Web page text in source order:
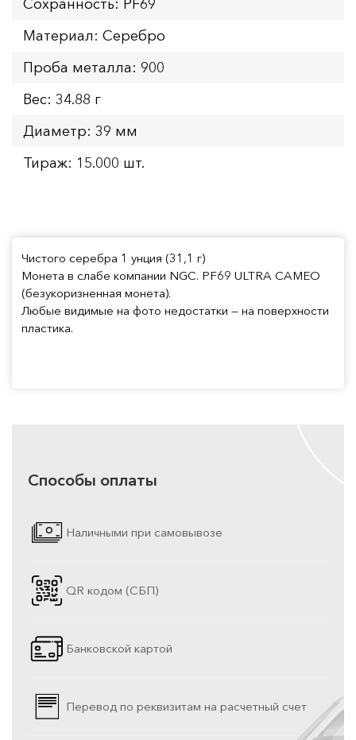
Сохранность: PF69
Материал: Серебро
Проба металла: 900
Вес: 34.88 г
Диаметр: 39 мм
Тираж: 15.000 шт.
Чистого серебра 1 унция (31,1 г)
Монета в слабе компании NGC. PF69 ULTRA CAMEO
(безукоризненная монета).
Любые видимые на фото недостатки — на поверхности
пластика.
Способы оплаты
Наличными при самовывозе
QR кодом (СБП)
Банковской картой
Перевод по реквизитам на расчетный счет